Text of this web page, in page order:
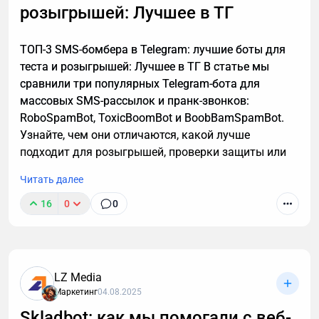
расшифровку, даже если вы не разбираетесь в
технике.
розыгрышей: Лучшее в ТГ
ТОП-3 SMS-бомбера в Telegram: лучшие боты для
теста и розыгрышей: Лучшее в ТГ В статье мы
сравнили три популярных Telegram-бота для
массовых SMS-рассылок и пранк-звонков:
RoboSpamBot, ToxicBoomBot и BoobBamSpamBot.
Узнайте, чем они отличаются, какой лучше
подходит для розыгрышей, проверки защиты или
использования инструментов.
Читать далее
16 0 0
LZ Media
Маркетинг04.08.2025